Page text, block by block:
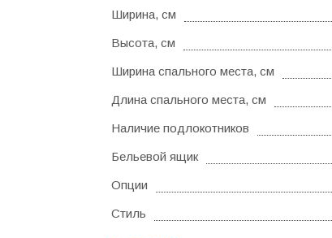
Ширина, см
Высота, см
Ширина спального места, см
Длина спального места, см
Наличие подлокотников
Бельевой ящик
Опции
Стиль